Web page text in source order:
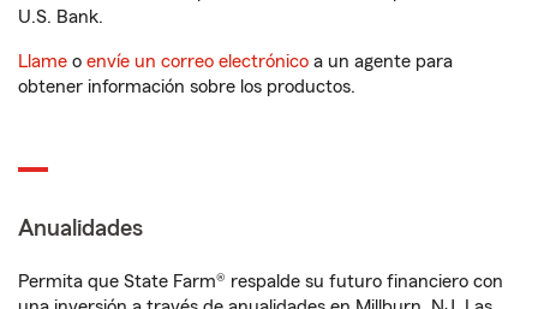
U.S. Bank.
Llame o envíe un correo electrónico a un agente para
obtener información sobre los productos.
Anualidades
Permita que State Farm® respalde su futuro financiero con